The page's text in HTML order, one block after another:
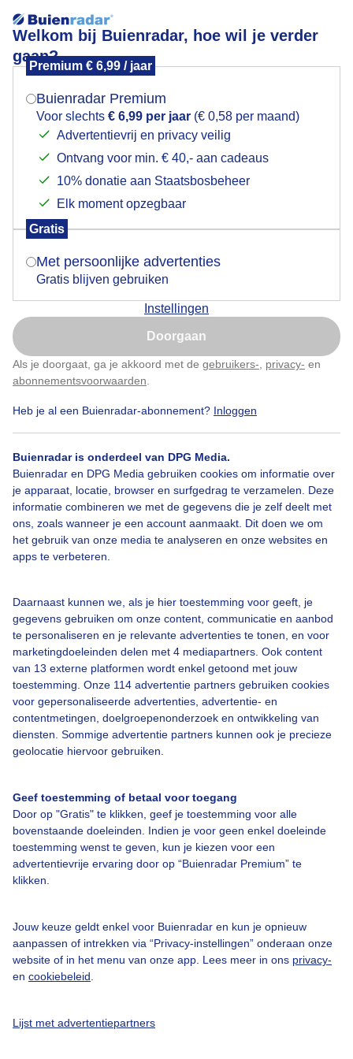
Welkom bij Buienradar, hoe wil je verder
gaan?
Premium € 6,99 / jaar
Buienradar Premium
Voor slechts € 6,99 per jaar (€ 0,58 per maand)
Advertentievrij en privacy veilig
Ontvang voor min. € 40,- aan cadeaus
10% donatie aan Staatsbosbeheer
Elk moment opzegbaar
Gratis
Met persoonlijke advertenties
Gratis blijven gebruiken
Instellingen
Doorgaan
Als je doorgaat, ga je akkoord met de gebruikers- privacy- en
abonnementsvoorwaarden
Heb je al een Buienradar-abonnement? Inloggen
Buienradar is onderdeel van DPG Media.
Buienradar en DPG Media gebruiken cookies om informatie over
je apparaat, locatie, browser en surfgedrag te verzamelen. Deze
informatie combineren we met de gegevens die je zelf deelt met
ons, zoals wanneer je een account aanmaakt. Dit doen we om
het gebruik van onze media te analyseren en onze websites en
apps te verbeteren.
Daarnaast kunnen we, als je hier toestemming voor geeft, je
gegevens gebruiken om onze content, communicatie en aanbod
te personaliseren en je relevante advertenties te tonen, en voor
marketingdoeleinden delen met 4 mediapartners. Ook content
van 13 externe platformen wordt enkel getoond met jouw
toestemming. Onze 114 advertentie partners gebruiken cookies
voor gepersonaliseerde advertenties, advertentie- en
contentmetingen, doelgroepenonderzoek en ontwikkeling van
diensten. Sommige advertentie partners kunnen ook je precieze
geolocatie hiervoor gebruiken.
Geef toestemming of betaal voor toegang
Door op "Gratis" te klikken, geef je toestemming voor alle
bovenstaande doeleinden. Indien je voor geen enkel doeleinde
toestemming wenst te geven, kun je kiezen voor een
advertentievrije ervaring door op “Buienradar Premium” te
klikken.
Jouw keuze geldt enkel voor Buienradar en kun je opnieuw
aanpassen of intrekken via “Privacy-instellingen” onderaan onze
website of in het menu van onze app. Lees meer in ons privacy-
en cookiebeleid
Lijst met advertentiepartners
zonnige herfstdag
zonnige herfstdag kleur en vlinders
Herfst Zon
Bekijk slideshow
Een moment geduld aub...
Bedrijfsgegevens
Veelgestelde vragen
Contact
Adverteren
Buienradar Team
Cookie beleid
Mogen we je locatie gebruiken voor het
Indien je hier nog geen akkoord op hebt gegeven,
verschijnt er zo een pop-up uit je browser waarin
Is goed, toon de popup
Nu niet, misschien later
Klik hierom dit aan te passen